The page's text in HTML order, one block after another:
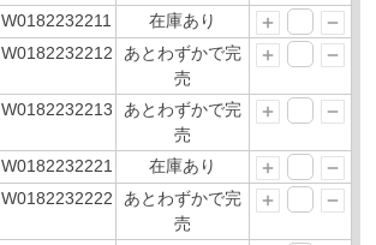
W0182232211
在庫あり
W0182232212
あとわずかで完
売
W0182232213
あとわずかで完
売
W0182232221
在庫あり
W0182232222
あとわずかで完
売